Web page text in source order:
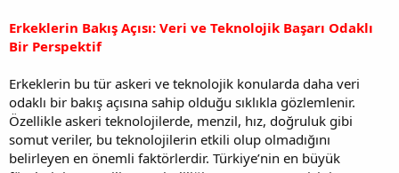
Erkeklerin Bakış Açısı: Veri ve Teknolojik Başarı Odaklı
Bir Perspektif
Erkeklerin bu tür askeri ve teknolojik konularda daha veri
odaklı bir bakış açısına sahip olduğu sıklıkla gözlemlenir.
Özellikle askeri teknolojilerde, menzil, hız, doğruluk gibi
somut veriler, bu teknolojilerin etkili olup olmadığını
belirleyen en önemli faktörlerdir. Türkiye’nin en büyük